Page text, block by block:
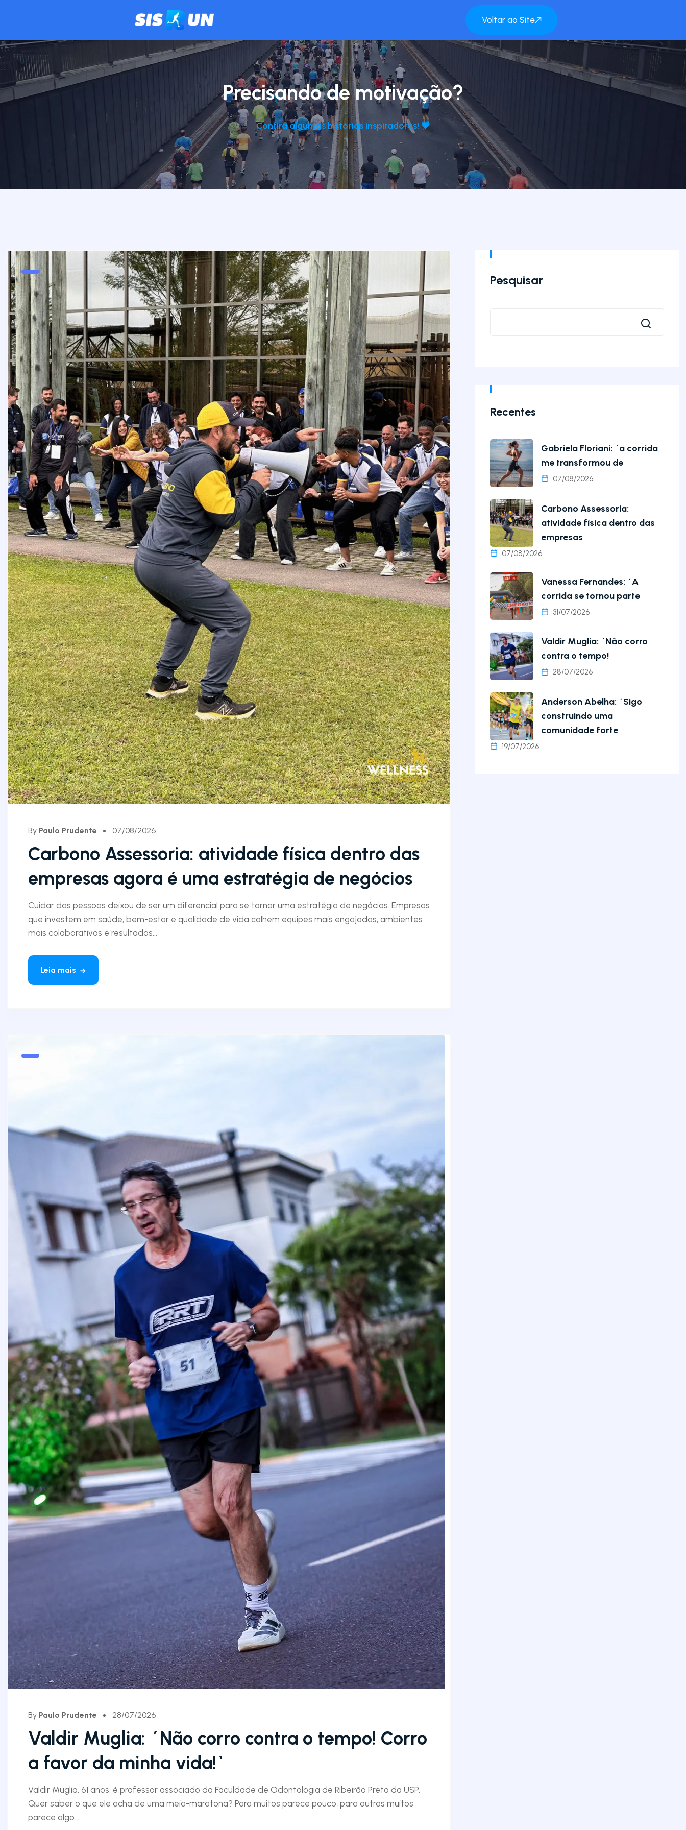
Voltar ao Site
Precisando de motivação?
Confira algumas histórias inspiradoras! 💙
By Paulo Prudente 07/08/2026
Carbono Assessoria: atividade física dentro das
empresas agora é uma estratégia de negócios
Cuidar das pessoas deixou de ser um diferencial para se tornar uma estratégia de negócios. Empresas
que investem em saúde, bem-estar e qualidade de vida colhem equipes mais engajadas, ambientes
mais colaborativos e resultados...
Leia mais
By Paulo Prudente 28/07/2026
Valdir Muglia: ´Não corro contra o tempo! Corro
a favor da minha vida!`
Valdir Muglia, 61 anos, é professor associado da Faculdade de Odontologia de Ribeirão Preto da USP.
Quer saber o que ele acha de uma meia-maratona? Para muitos parece pouco, para outros muitos
parece algo...
Pesquisar
Recentes
Gabriela Floriani: ´a corrida
me transformou de
07/08/2026
Carbono Assessoria:
atividade física dentro das
empresas
07/08/2026
Vanessa Fernandes: ´A
corrida se tornou parte
31/07/2026
Valdir Muglia: ´Não corro
contra o tempo!
28/07/2026
Anderson Abelha: ´Sigo
construindo uma
comunidade forte
19/07/2026